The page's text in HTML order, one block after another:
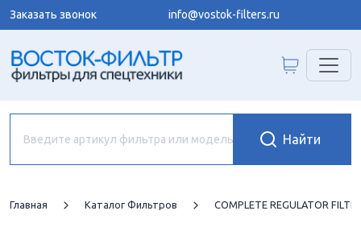
Заказать звонок info@vostok-filters.ru
Главная Каталог Фильтров COMPLETE REGULATOR